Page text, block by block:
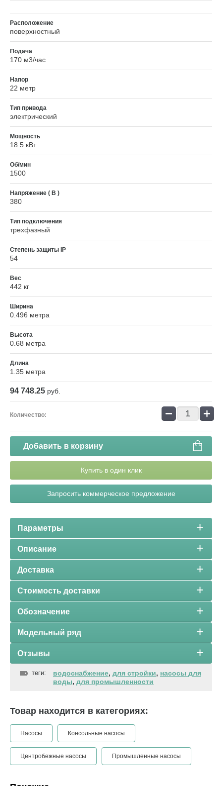
Расположение
поверхностный
Подача
170 м3/час
Напор
22 метр
Тип привода
электрический
Мощность
18.5 кВт
Об/мин
1500
Напряжение ( В )
380
Тип подключения
трехфазный
Степень защиты IP
54
Вес
442 кг
Ширина
0.496 метра
Высота
0.68 метра
Длина
1.35 метра
94 748.25 руб.
Количество: − +
Добавить в корзину
Купить в один клик
Запросить коммерческое предложение
Параметры
Описание
Доставка
Стоимость доставки
Обозначение
Модельный ряд
Отзывы
теги: водоснабжение, для стройки, насосы для
воды, для промышленности
Товар находится в категориях:
Насосы Консольные насосы
Центробежные насосы Промышленные насосы